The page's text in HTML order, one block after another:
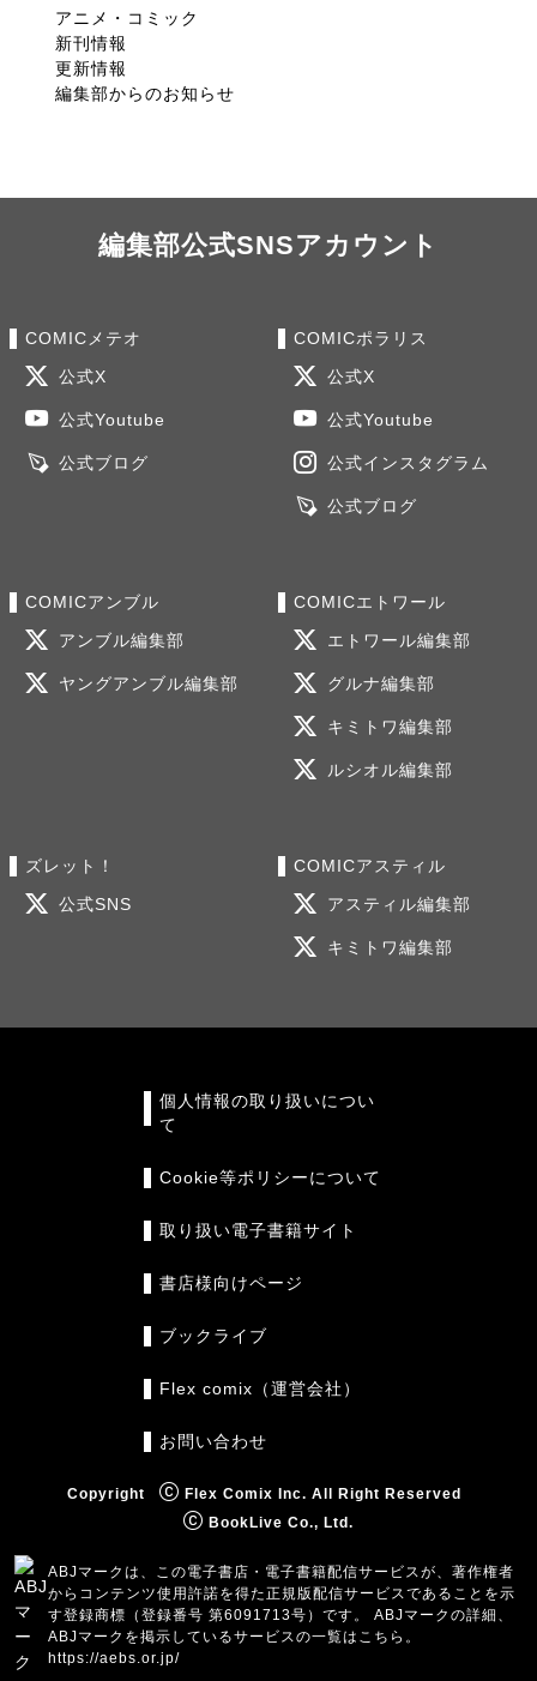
アニメ・コミック
新刊情報
更新情報
編集部からのお知らせ
編集部公式SNSアカウント
COMICメテオ
公式X
公式Youtube
公式ブログ
COMICポラリス
公式X
公式Youtube
公式インスタグラム
公式ブログ
COMICアンブル
アンブル編集部
ヤングアンブル編集部
COMICエトワール
エトワール編集部
グルナ編集部
キミトワ編集部
ルシオル編集部
ズレット！
公式SNS
COMICアスティル
アスティル編集部
キミトワ編集部
個人情報の取り扱いについ
て
Cookie等ポリシーについて
取り扱い電子書籍サイト
書店様向けページ
ブックライブ
Flex comix（運営会社）
お問い合わせ
Copyright
Flex Comix Inc. All Right Reserved
BookLive Co., Ltd.
ABJマークは、この電子書店・電子書籍配信サービスが、著作権者
からコンテンツ使用許諾を得た正規版配信サービスであることを示
す登録商標（登録番号 第6091713号）です。 ABJマークの詳細、
ABJマークを掲示しているサービスの一覧はこちら。
https://aebs.or.jp/